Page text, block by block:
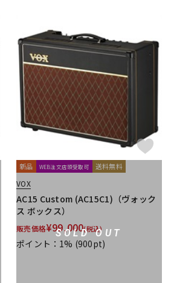
楽器アクセサ
リ
SOLD OUT
新品 WEB注文店頭受取可 送料無料
VOX
AC15 Custom (AC15C1)（ヴォック
ス ボックス）
販売価格¥99,000(税込)
ポイント：1% (900pt)